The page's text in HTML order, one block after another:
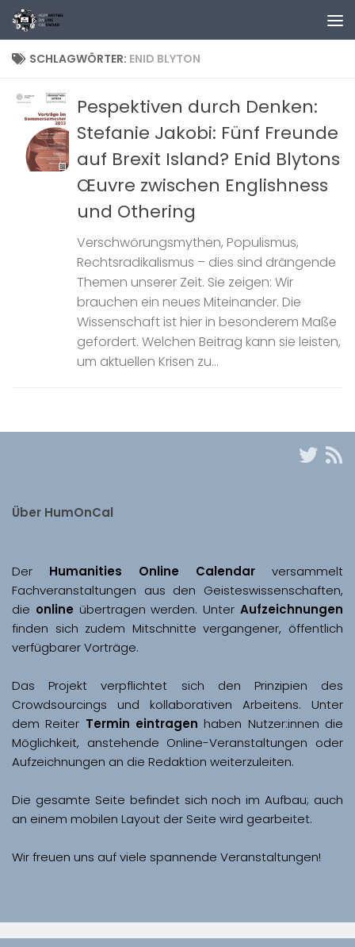
Zum Inhalt springen
SCHLAGWÖRTER: ENID BLYTON
Pespektiven durch Denken:
Stefanie Jakobi: Fünf Freunde
auf Brexit Island? Enid Blytons
Œuvre zwischen Englishness
und Othering
Verschwörungsmythen, Populismus,
Rechtsradikalismus – dies sind drängende
Themen unserer Zeit. Sie zeigen: Wir
brauchen ein neues Miteinander. Die
Wissenschaft ist hier in besonderem Maße
gefordert. Welchen Beitrag kann sie leisten,
um aktuellen Krisen zu...
Über HumOnCal
Der Humanities Online Calendar versammelt
Fachveranstaltungen aus den Geisteswissenschaften,
die online übertragen werden. Unter Aufzeichnungen
finden sich zudem Mitschnitte vergangener, öffentlich
Das Projekt verpflichtet sich den Prinzipien des
Crowdsourcings und kollaborativen Arbeitens. Unter
dem Reiter Termin eintragen haben Nutzer:innen die
Möglichkeit, anstehende Online-Veranstaltungen oder
Aufzeichnungen an die Redaktion weiterzuleiten.
Die gesamte Seite befindet sich noch im Aufbau; auch
Wir freuen uns auf viele spannende Veranstaltungen!